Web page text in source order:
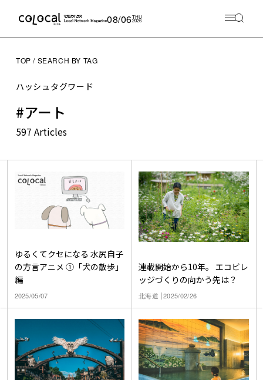
08/06THU
2026
TOP SEARCH BY TAG
ハッシュタグワード
#アート
597 Articles
ゆるくてクセになる 水尻自子
の方言アニメ ①「犬の散歩」
編
2025/05/07
連載開始から10年。 エコビレ
ッジづくりの向かう先は？
北海道 2025/02/26